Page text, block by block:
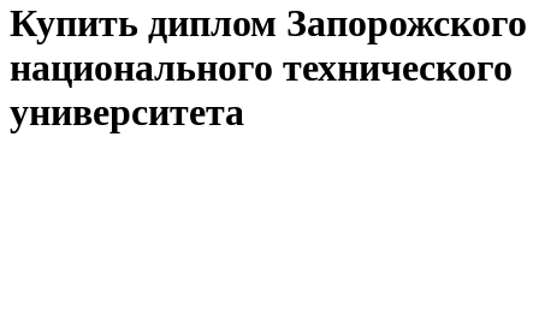
Купить диплом Запорожского
национального технического
университета